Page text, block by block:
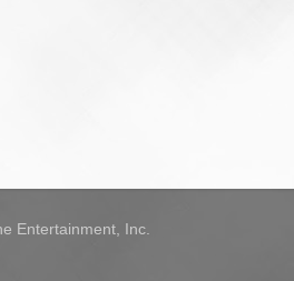
Entertainment, Inc.